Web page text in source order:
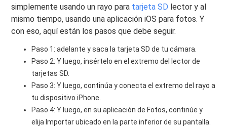
simplemente usando un rayo para tarjeta SD lector y al
mismo tiempo, usando una aplicación iOS para fotos. Y
con eso, aquí están los pasos que debe seguir.
Paso 1: adelante y saca la tarjeta SD de tu cámara.
Paso 2: Y luego, insértelo en el extremo del lector de
tarjetas SD.
Paso 3: Y luego, continúa y conecta el extremo del rayo a
tu dispositivo iPhone.
Paso 4: Y luego, en su aplicación de Fotos, continúe y
elija Importar ubicado en la parte inferior de su pantalla.